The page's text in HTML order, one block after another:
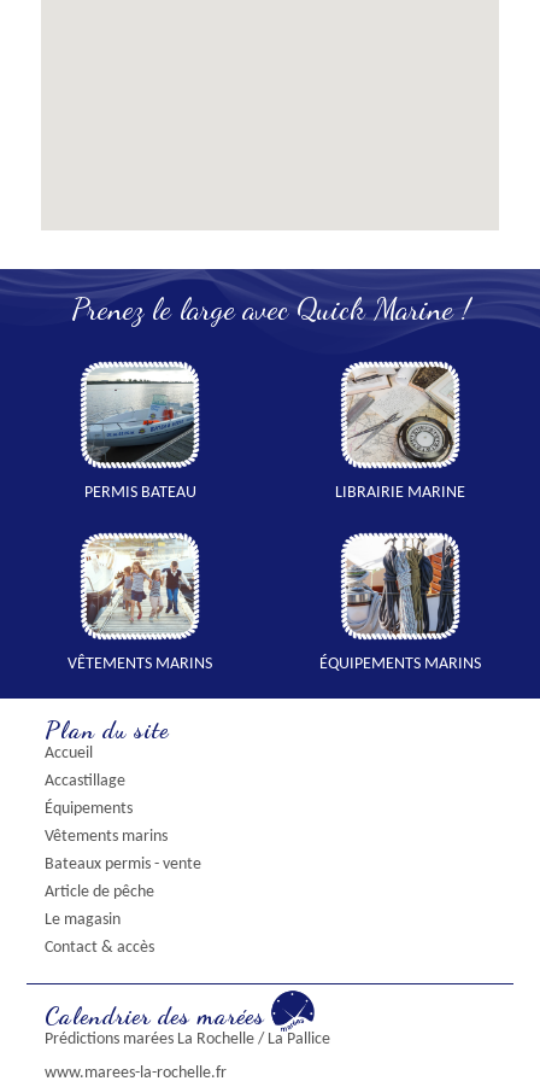
Prenez le large avec Quick Marine !
PERMIS BATEAU LIBRAIRIE MARINE
VÊTEMENTS MARINS ÉQUIPEMENTS MARINS
Plan du site
Accueil
Accastillage
Équipements
Vêtements marins
Bateaux permis - vente
Article de pêche
Le magasin
Contact & accès
Calendrier des marées
Prédictions marées La Rochelle / La Pallice
www.marees-la-rochelle.fr